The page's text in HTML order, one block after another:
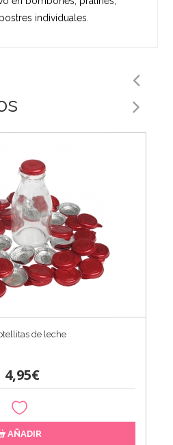
individuales.
de leche
4,95€
AÑADIR